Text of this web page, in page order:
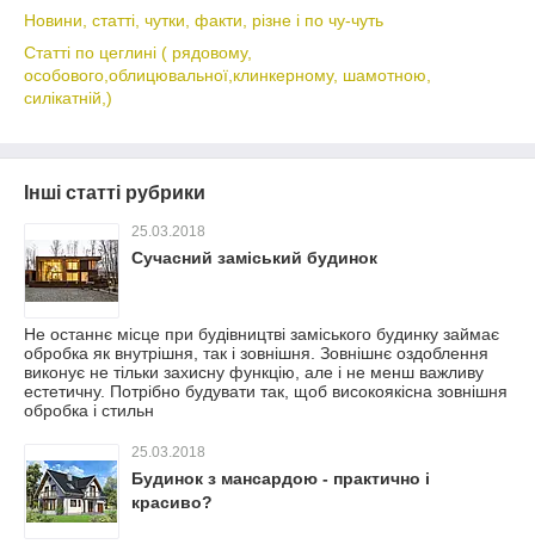
Новини, статті, чутки, факти, різне і по чу-чуть
Статті по цеглині ( рядовому,
особового,облицювальної,клинкерному, шамотною,
силікатній,)
Інші статті рубрики
25.03.2018
Сучасний заміський будинок
Не останнє місце при будівництві заміського будинку займає
обробка як внутрішня, так і зовнішня. Зовнішнє оздоблення
виконує не тільки захисну функцію, але і не менш важливу
естетичну. Потрібно будувати так, щоб високоякісна зовнішня
обробка і стильн
25.03.2018
Будинок з мансардою - практично і
красиво?